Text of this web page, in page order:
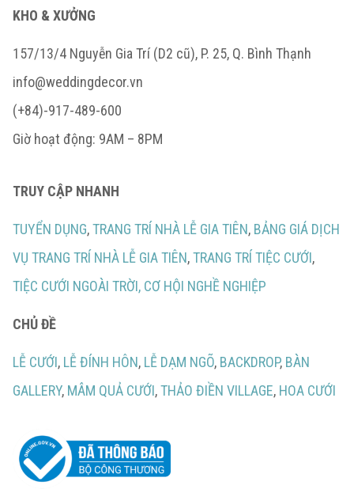
KHO & XƯỞNG
157/13/4 Nguyễn Gia Trí (D2 cũ), P. 25, Q. Bình Thạnh
info@weddingdecor.vn
(+84)-917-489-600
Giờ hoạt động: 9AM – 8PM
TRUY CẬP NHANH
TUYỂN DỤNG,TRANG TRÍ NHÀ LỄ GIA TIÊN, BẢNG GIÁ DỊCH
VỤ TRANG TRÍ NHÀ LỄ GIA TIÊN,TRANG TRÍ TIỆC CƯỚI,
TIỆC CƯỚI NGOÀI TRỜI, CƠ HỘI NGHỀ NGHIỆP
CHỦ ĐỀ
LỄ CƯỚI, LỄ ĐÍNH HÔN, LỄ DẠM NGÕ, BACKDROP, BÀN
GALLERY, MÂM QUẢ CƯỚI,THẢO ĐIỀN VILLAGE, HOA CƯỚI